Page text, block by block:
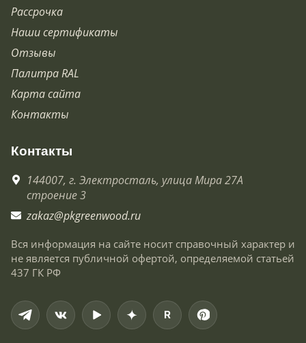
Рассрочка
Наши сертификаты
Отзывы
Палитра RAL
Карта сайта
Контакты
Контакты
144007, г. Электросталь, улица Мира 27А
строение 3
zakaz@pkgreenwood.ru
Вся информация на сайте носит справочный характер и
не является публичной офертой, определяемой статьей
437 ГК РФ
R